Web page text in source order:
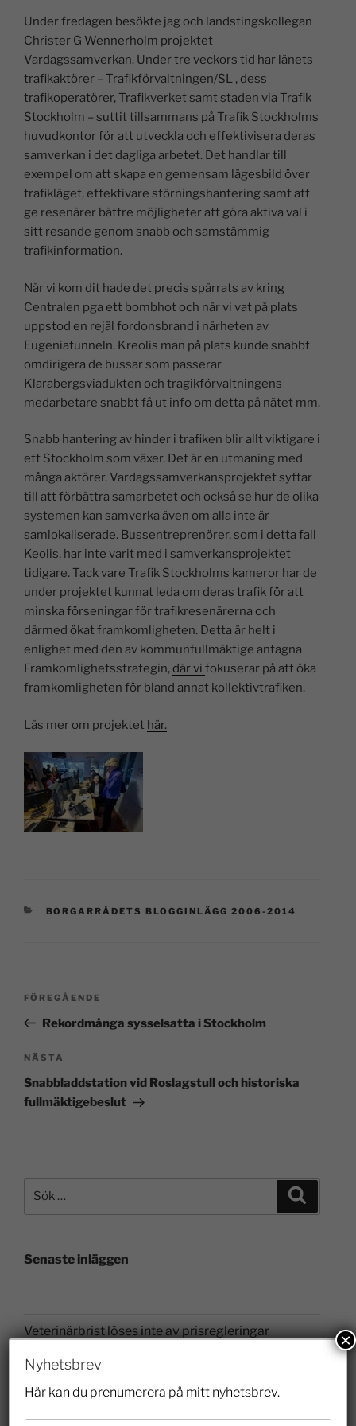
k
e
dI
n
c
e
b
o
o
k
at
s
A
p
p
p
y
Li
n
k
ai
l
a
Under fredagen besökte jag och landstingskollegan
Christer G Wennerholm projektet
Vardagssamverkan. Under tre veckors tid har länets
trafikaktörer – Trafikförvaltningen/SL , dess
trafikoperatörer, Trafikverket samt staden via Trafik
Stockholm – suttit tillsammans på Trafik Stockholms
huvudkontor för att utveckla och effektivisera deras
samverkan i det dagliga arbetet. Det handlar till
exempel om att skapa en gemensam lägesbild över
trafikläget, effektivare störningshantering samt att
ge resenärer bättre möjligheter att göra aktiva val i
sitt resande genom snabb och samstämmig
trafikinformation.
När vi kom dit hade det precis spärrats av kring
Centralen pga ett bombhot och när vi vat på plats
uppstod en rejäl fordonsbrand i närheten av
Eugeniatunneln. Kreolis man på plats kunde snabbt
omdirigera de bussar som passerar
Klarabergsviadukten och tragikförvaltningens
medarbetare snabbt få ut info om detta på nätet mm.
Snabb hantering av hinder i trafiken blir allt viktigare i
ett Stockholm som växer. Det är en utmaning med
många aktörer. Vardagssamverkansprojektet syftar
till att förbättra samarbetet och också se hur de olika
systemen kan samverka även om alla inte är
samlokaliserade. Bussentreprenörer, som i detta fall
Keolis, har inte varit med i samverkansprojektet
tidigare. Tack vare Trafik Stockholms kameror har de
under projektet kunnat leda om deras trafik för att
minska förseningar för trafikresenärerna och
därmed ökat framkomligheten. Detta är helt i
enlighet med den av kommunfullmäktige antagna
Framkomlighetsstrategin, där vi fokuserar på att öka
framkomligheten för bland annat kollektivtrafiken.
Läs mer om projektet här.
BORGARRÅDETS BLOGGINLÄGG 2006-2014
FÖREGÅENDE
Rekordmånga sysselsatta i Stockholm
NÄSTA
Snabbladdstation vid Roslagstull och historiska
fullmäktigebeslut
Senaste inläggen
Veterinärbrist löses inte av prisregleringar
Sverige
26 juli 2026
Nyhetsbrev
Här kan du prenumerera på mitt nyhetsbrev.
×